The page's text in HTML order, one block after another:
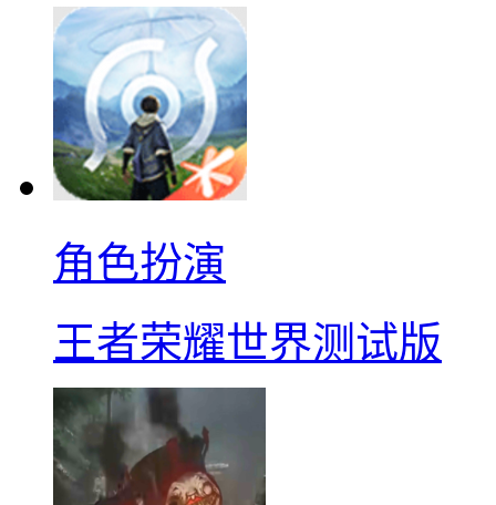
角色扮演
王者荣耀世界测试版